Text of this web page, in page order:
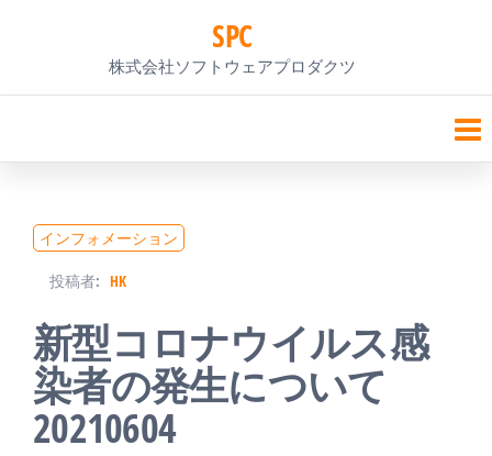
テ
SPC
株式会社ソフトウェアプロダクツ
インフォメーション
投稿者: HK
新型コロナウイルス感
染者の発生について
20210604